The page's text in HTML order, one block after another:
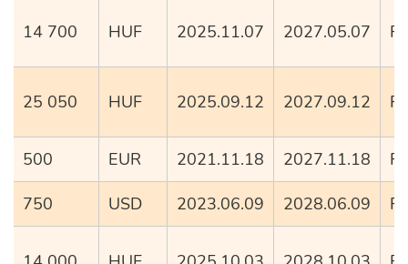
14 700 HUF 2025.11.07 2027.05.07
25 050 HUF 2025.09.12 2027.09.12
500 EUR 2021.11.18 2027.11.18
750 USD 2023.06.09 2028.06.09